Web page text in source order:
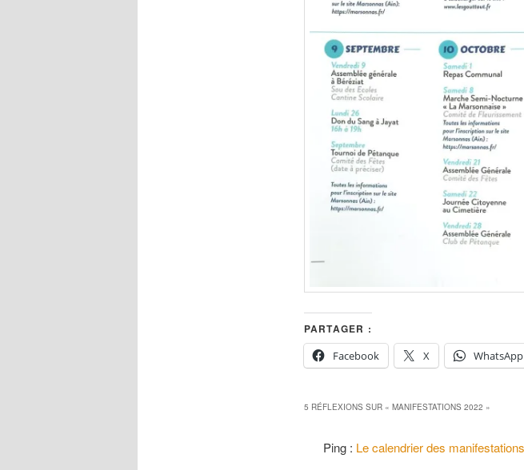
PARTAGER :
Facebook
X WhatsApp
5 RÉFLEXIONS SUR « MANIFESTATIONS 2022 »
Ping : Le calendrier des